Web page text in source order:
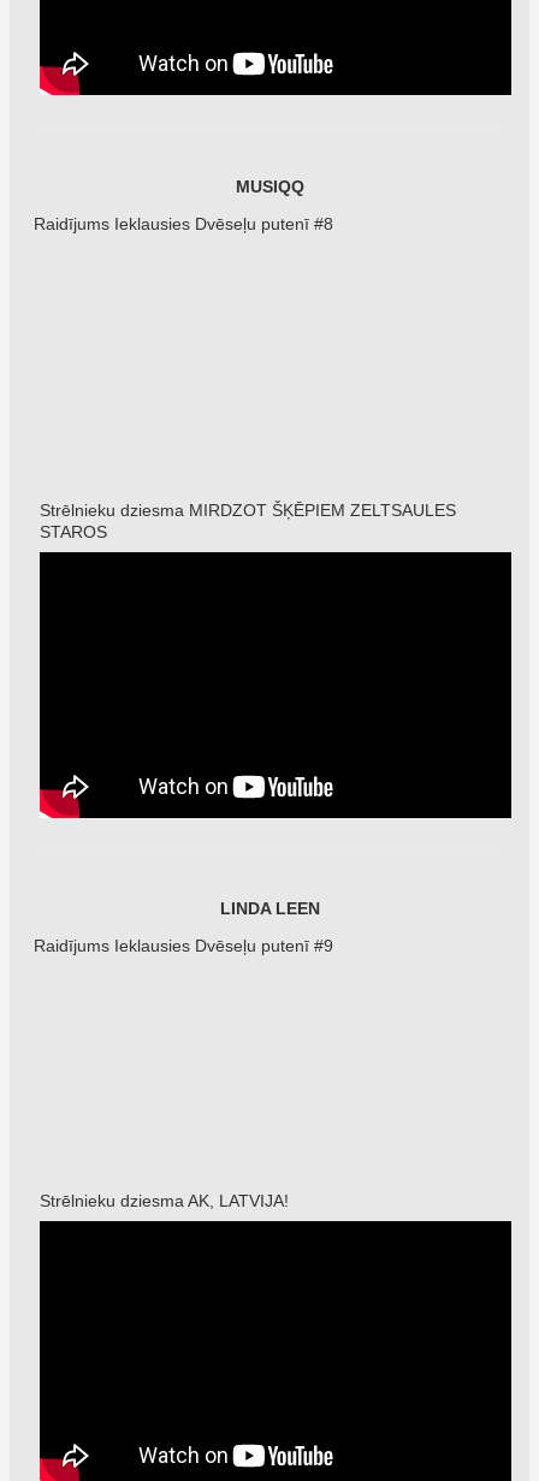
MUSIQQ
Raidījums Ieklausies Dvēseļu putenī #8
Strēlnieku dziesma MIRDZOT ŠĶĒPIEM ZELTSAULES
STAROS
LINDA LEEN
Raidījums Ieklausies Dvēseļu putenī #9
Strēlnieku dziesma AK, LATVIJA!